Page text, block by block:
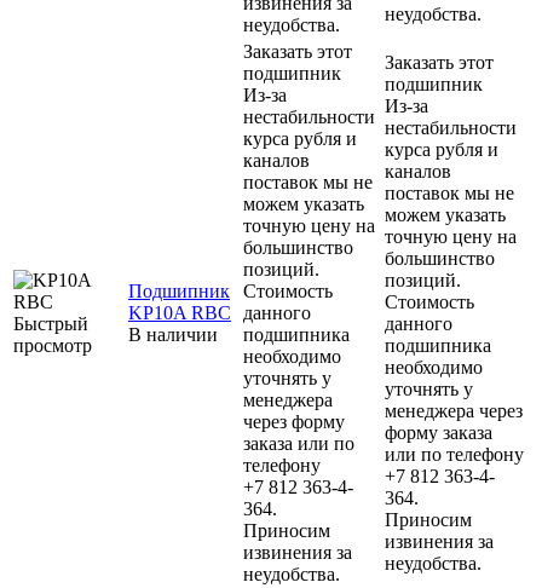
неудобства.
неудобства.
Быстрый
просмотр
Подшипник
KP10A RBC
В наличии
Заказать этот
подшипник
Из-за
нестабильности
курса рубля и
каналов
поставок мы не
можем указать
точную цену на
большинство
позиций.
Стоимость
данного
подшипника
необходимо
уточнять у
менеджера
через форму
заказа или по
телефону
+7 812 363-4-
364.
Приносим
извинения за
неудобства.
Заказать этот
подшипник
Из-за
нестабильности
курса рубля и
каналов
поставок мы не
можем указать
точную цену на
большинство
позиций.
Стоимость
данного
подшипника
необходимо
уточнять у
менеджера через
форму заказа
или по телефону
+7 812 363-4-
364.
Приносим
извинения за
неудобства.